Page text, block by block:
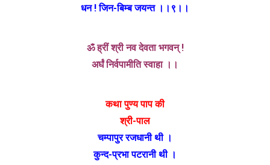
धन ! जिन-बिम्ब जयन्त ।।९।।
ॐ ह्रीं श्री नव देवता भगवन् !
अर्घं निर्वपामीति स्वाहा ।।
कथा पुण्य पाप की
श्री-पाल
चम्पापुर रजधानी थी ।
कुन्द-प्रभा पटरानी थी ।